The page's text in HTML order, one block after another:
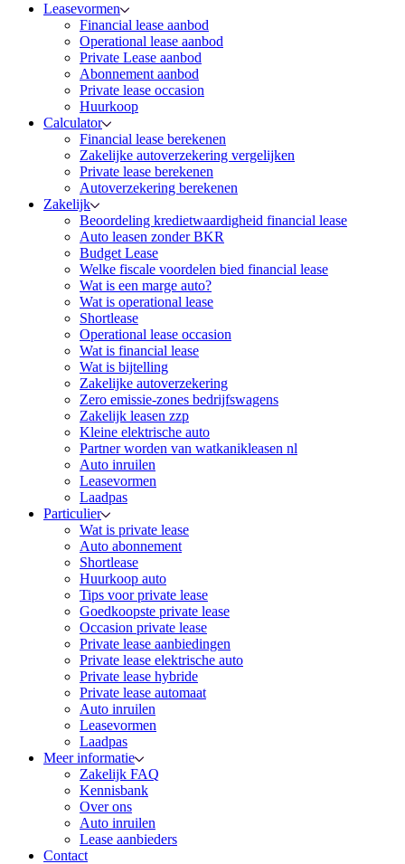
Leasevormen
Financial lease aanbod
Operational lease aanbod
Private Lease aanbod
Abonnement aanbod
Private lease occasion
Huurkoop
Calculator
Financial lease berekenen
Zakelijke autoverzekering vergelijken
Private lease berekenen
Autoverzekering berekenen
Zakelijk
Beoordeling kredietwaardigheid financial lease
Auto leasen zonder BKR
Budget Lease
Welke fiscale voordelen bied financial lease
Wat is een marge auto?
Wat is operational lease
Shortlease
Operational lease occasion
Wat is financial lease
Wat is bijtelling
Zakelijke autoverzekering
Zero emissie-zones bedrijfswagens
Zakelijk leasen zzp
Kleine elektrische auto
Partner worden van watkanikleasen nl
Auto inruilen
Leasevormen
Laadpas
Particulier
Wat is private lease
Auto abonnement
Shortlease
Huurkoop auto
Tips voor private lease
Goedkoopste private lease
Occasion private lease
Private lease aanbiedingen
Private lease elektrische auto
Private lease hybride
Private lease automaat
Auto inruilen
Leasevormen
Laadpas
Meer informatie
Zakelijk FAQ
Kennisbank
Over ons
Auto inruilen
Lease aanbieders
Contact